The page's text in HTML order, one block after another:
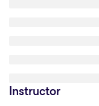
Instructor